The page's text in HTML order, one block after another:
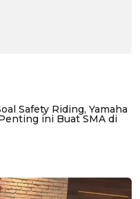
Safety Riding, Yamaha
ini Buat SMA di